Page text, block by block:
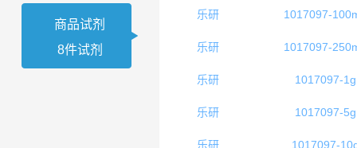
商品试剂
8件试剂
乐研 1017097-
乐研 1017097-
乐研 1017097-1g
乐研 1017097-5g
乐研 1017097-